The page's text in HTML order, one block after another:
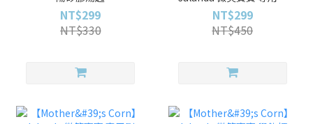
NT$299
NT$330
管組
NT$299
NT$450